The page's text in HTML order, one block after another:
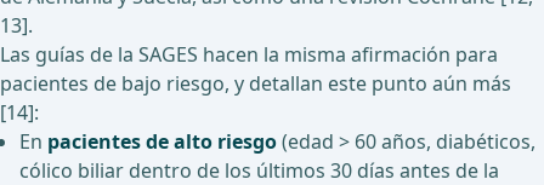
13].
Las guías de la SAGES hacen la misma afirmación para
pacientes de bajo riesgo, y detallan este punto aún más
[14]:
En pacientes de alto riesgo(edad > 60 años, diabéticos,
cólico biliar dentro de los últimos 30 días antes de la